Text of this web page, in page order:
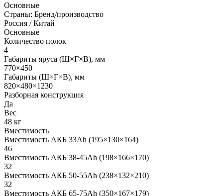
Основные
Страны: Бренд/производство
Россия / Китай
Основные
Количество полок
4
Габариты яруса (Ш×Г×В), мм
770×450
Габариты (Ш×Г×В), мм
820×480×1230
Разборная конструкция
Да
Вес
48 кг
Вместимость
Вместимость АКБ 33Ah (195×130×164)
46
Вместимость АКБ 38-45Ah (198×166×170)
32
Вместимость АКБ 50-55Ah (238×132×210)
32
Вместимость АКБ 65-75Ah (350×167×179)